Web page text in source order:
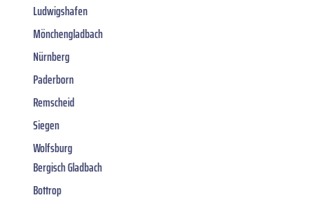
Ludwigshafen
Mönchengladbach
Nürnberg
Paderborn
Remscheid
Siegen
Wolfsburg
Bergisch Gladbach
Bottrop